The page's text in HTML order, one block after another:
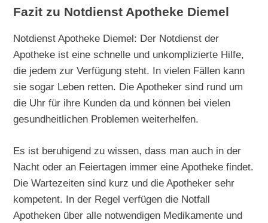
Fazit zu Notdienst Apotheke Diemel
Notdienst Apotheke Diemel: Der Notdienst der
Apotheke ist eine schnelle und unkomplizierte Hilfe,
die jedem zur Verfügung steht. In vielen Fällen kann
sie sogar Leben retten. Die Apotheker sind rund um
die Uhr für ihre Kunden da und können bei vielen
gesundheitlichen Problemen weiterhelfen.
Es ist beruhigend zu wissen, dass man auch in der
Nacht oder an Feiertagen immer eine Apotheke findet.
Die Wartezeiten sind kurz und die Apotheker sehr
kompetent. In der Regel verfügen die Notfall
Apotheken über alle notwendigen Medikamente und